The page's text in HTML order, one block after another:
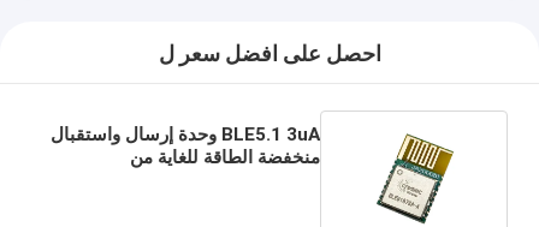
احصل على افضل سعر ل
BLE5.1 3uA وحدة إرسال واستقبال
منخفضة الطاقة للغاية من